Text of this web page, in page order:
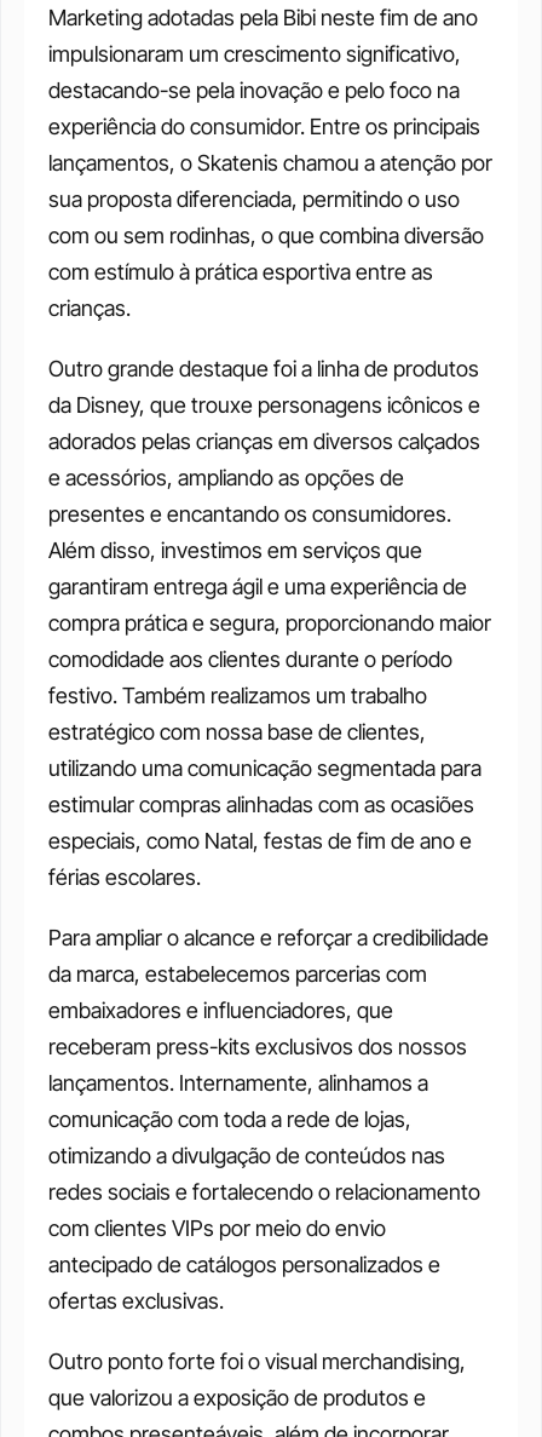
Marketing adotadas pela Bibi neste fim de ano
impulsionaram um crescimento significativo,
destacando-se pela inovação e pelo foco na
experiência do consumidor. Entre os principais
lançamentos, o Skatenis chamou a atenção por
sua proposta diferenciada, permitindo o uso
com ou sem rodinhas, o que combina diversão
com estímulo à prática esportiva entre as
crianças.
Outro grande destaque foi a linha de produtos
da Disney, que trouxe personagens icônicos e
adorados pelas crianças em diversos calçados
e acessórios, ampliando as opções de
presentes e encantando os consumidores.
Além disso, investimos em serviços que
garantiram entrega ágil e uma experiência de
compra prática e segura, proporcionando maior
comodidade aos clientes durante o período
festivo. Também realizamos um trabalho
estratégico com nossa base de clientes,
utilizando uma comunicação segmentada para
estimular compras alinhadas com as ocasiões
especiais, como Natal, festas de fim de ano e
férias escolares.
Para ampliar o alcance e reforçar a credibilidade
da marca, estabelecemos parcerias com
embaixadores e influenciadores, que
receberam press-kits exclusivos dos nossos
lançamentos. Internamente, alinhamos a
comunicação com toda a rede de lojas,
otimizando a divulgação de conteúdos nas
redes sociais e fortalecendo o relacionamento
com clientes VIPs por meio do envio
antecipado de catálogos personalizados e
ofertas exclusivas.
Outro ponto forte foi o visual merchandising,
que valorizou a exposição de produtos e